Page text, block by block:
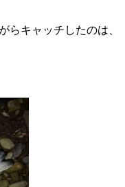
らキャッチしたのは、